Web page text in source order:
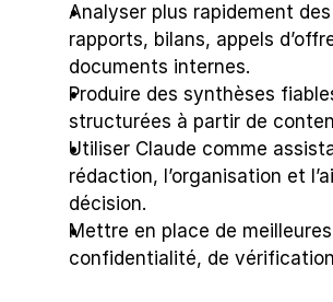
Analyser plus rapidement
rapports, bilans, appels
documents internes.
Produire des synthèses
structurées à partir de
Utiliser Claude comme
rédaction, l’organisation et
décision.
Mettre en place de
confidentialité, de